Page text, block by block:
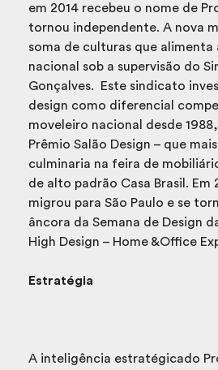
em 2014 recebeu o nome de
tornou independente. A nova
soma de culturas que
nacional sob a supervisão do
Gonçalves. Este sindicato
design como diferencial
moveleiro nacional desde
Prêmio Salão Design – que
culminaria na feira de
de alto padrão Casa Brasil. Em
migrou para São Paulo e se
âncora da Semana de Design
High Design – Home &Office
Estratégia
A inteligência estratégicado